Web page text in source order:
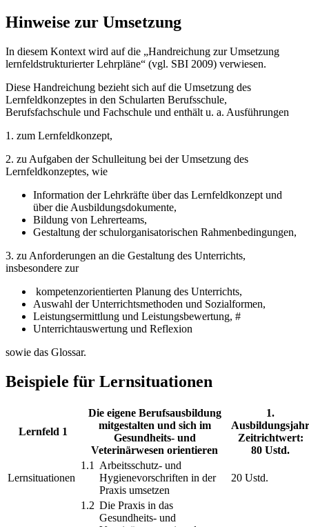
Hinweise zur Umsetzung
In diesem Kontext wird auf die „Handreichung zur Umsetzung
lernfeldstrukturierter Lehrpläne“ (vgl. SBI 2009) verwiesen.
Diese Handreichung bezieht sich auf die Umsetzung des
Lernfeldkonzeptes in den Schularten Berufsschule,
Berufsfachschule und Fachschule und enthält u. a. Ausführungen
1. zum Lernfeldkonzept,
2. zu Aufgaben der Schulleitung bei der Umsetzung des
Lernfeldkonzeptes, wie
Information der Lehrkräfte über das Lernfeldkonzept und
über die Ausbildungsdokumente,
Bildung von Lehrerteams,
Gestaltung der schulorganisatorischen Rahmenbedingungen,
3. zu Anforderungen an die Gestaltung des Unterrichts,
insbesondere zur
kompetenzorientierten Planung des Unterrichts,
Auswahl der Unterrichtsmethoden und Sozialformen,
Leistungsermittlung und Leistungsbewertung, #
Unterrichtauswertung und Reflexion
sowie das Glossar.
Beispiele für Lernsituationen
Lernfeld 1
Die eigene Berufsausbildung
mitgestalten und sich im
Gesundheits- und
Veterinärwesen orientieren
1.
Ausbildungsjahr
Zeitrichtwert:
80 Ustd.
Lernsituationen
1.1
Arbeitsschutz- und
Hygienevorschriften in der
Praxis umsetzen
20 Ustd.
1.2 Die Praxis in das
Gesundheits- und